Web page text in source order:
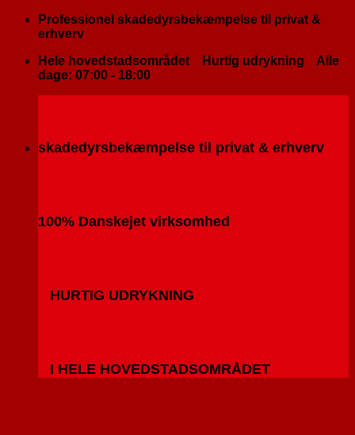
FortsætProfessionel skadedyrsbekæmpelse til privat &
erhverv
Hele hovedstadsområdet
Hurtig udrykning
Alle
dage: 07:00 - 18:00
skadedyrsbekæmpelse til privat & erhverv
100% Danskejet virksomhed
HURTIG UDRYKNING
I HELE HOVEDSTADSOMRÅDET